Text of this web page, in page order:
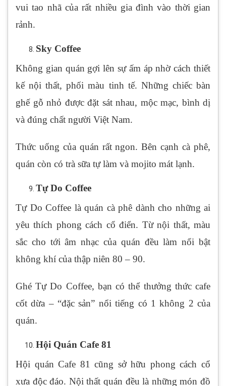
vui tao nhã của rất nhiều gia đình vào thời gian
rảnh.
Sky Coffee
Không gian quán gợi lên sự ấm áp nhờ cách thiết
kế nội thất, phối màu tinh tế. Những chiếc bàn
ghế gỗ nhỏ được đặt sát nhau, mộc mạc, bình dị
và đúng chất người Việt Nam.
Thức uống của quán rất ngon. Bên cạnh cà phê,
quán còn có trà sữa tự làm và mojito mát lạnh.
Tự Do Coffee
Tự Do Coffee là quán cà phê dành cho những ai
yêu thích phong cách cổ điển. Từ nội thất, màu
sắc cho tới âm nhạc của quán đều làm nổi bật
không khí của thập niên 80 – 90.
Ghé Tự Do Coffee, bạn có thể thưởng thức cafe
cốt dừa – “đặc sản” nổi tiếng có 1 không 2 của
quán.
Hội Quán Cafe 81
Hội quán Cafe 81 cũng sở hữu phong cách cổ
xưa độc đáo. Nội thất quán đều là những món đồ